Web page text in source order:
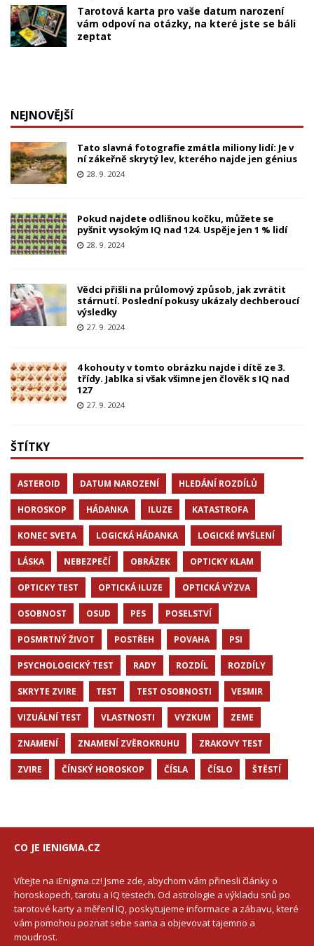
Tarotová karta pro vaše datum narození
vám odpoví na otázky, na které jste se báli
zeptat
NEJNOVĚJŠÍ
Tato slavná fotografie zmátla miliony lidí: Je v
ní zákeřně skrytý lev, kterého najde jen génius
28. 9. 2024
Pokud najdete odlišnou kočku, můžete se
pyšnit vysokým IQ nad 124. Uspěje jen 1 % lidí
28. 9. 2024
Vědci přišli na průlomový způsob, jak zvrátit
stárnutí. Poslední pokusy ukázaly dechberoucí
výsledky
27. 9. 2024
4 kohouty v tomto obrázku najde i dítě ze 3.
třídy. Jablka si však všimne jen člověk s IQ nad
127
27. 9. 2024
ŠTÍTKY
ASTEROID DATUM NAROZENÍ HLEDÁNÍ ROZDÍLŮ
HOROSKOP HÁDANKA ILUZE KATASTROFA
KONEC SVETA LOGICKÁ HÁDANKA LOGICKÉ MYŠLENÍ
LÁSKA NEBEZPEČÍ OBRÁZEK OPTICKY KLAM
OPTICKY TEST OPTICKÁ ILUZE OPTICKÁ VÝZVA
OSOBNOST OSUD PES POSELSTVÍ
POSMRTNÝ ŽIVOT POSTŘEH POVAHA PSI
PSYCHOLOGICKÝ TEST RADY ROZDÍL ROZDÍLY
SKRYTE ZVIRE TEST TEST OSOBNOSTI VESMIR
VIZUÁLNÍ TEST VLASTNOSTI VYZKUM ZEME
ZNAMENÍ ZNAMENÍ ZVĚROKRUHU ZRAKOVY TEST
ZVIRE ČÍNSKÝ HOROSKOP ČÍSLA ČÍSLO ŠTĚSTÍ
CO JE IENIGMA.CZ
Vítejte na iEnigma.cz! Jsme zde, abychom vám přinesli články o
horoskopech, tarotu a IQ testech. Od astrologie a výkladu snů po
tarotové karty a měření IQ, poskytujeme informace a zábavu, které
vám pomohou poznat sebe sama a objevovat tajemno a
moudrost.